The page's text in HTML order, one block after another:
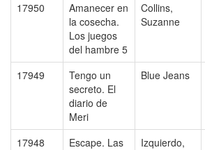
17950
Amanecer en
la cosecha.
Los juegos
del hambre 5
Collins,
Suzanne
17949
Tengo un
secreto. El
diario de
Meri
Blue Jeans
17948
Escape. Las
Izquierdo,